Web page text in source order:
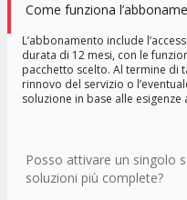
Come funziona
L’abbonamento include
durata di 12 mesi, con le
pacchetto scelto. Al termine di
rinnovo del servizio o
soluzione in base alle esigenze
Posso attivare un singolo
soluzioni più complete?